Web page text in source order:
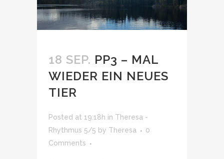
18 SEP. PP3 – MAL
WIEDER EIN NEUES
TIER
Posted at 19:18h in Theresa -
Rhythmus 5/5 by Theresa
0
Comments